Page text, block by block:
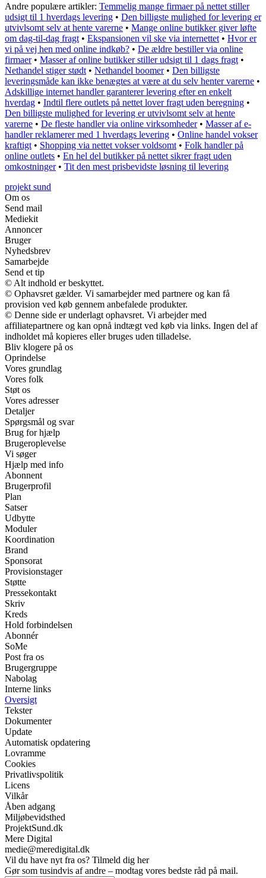
Andre populære artikler: Temmelig mange firmaer på nettet stiller
udsigt til 1 hverdags levering • Den billigste mulighed for levering er
utvivlsomt selv at hente varerne • Mange online butikker giver løfte
om dag-til-dag fragt • Ekspansionen vil ske via internettet • Hvor er
vi på vej hen med online indkøb? • De ældre bestiller via online
firmaer• Masser af online butikker stiller udsigt til 1 dags fragt •
Nethandel stiger stødt • Nethandel boomer• Den billigste
leveringsmåde kan ikke benægtes at være at du selv henter varerne •
Adskillige internet handler garanterer levering efter en enkelt
hverdag • Indtil flere outlets på nettet lover fragt uden beregning •
Den billigste mulighed for levering er utvivlsomt selv at hente
varerne • De fleste handler via online virksomheder• Masser af e-
handler reklamerer med 1 hverdags levering • Online handel vokser
kraftigt • Shopping via nettet vokser voldsomt • Folk handler på
online outlets • En hel del butikker på nettet sikrer fragt uden
omkostninger• Tit den mest prisbevidste løsning til levering
projekt sund
Om os
Send mail
Mediekit
Annoncer
Bruger
Nyhedsbrev
Samarbejde
Send et tip
© Alt indhold er beskyttet.
© Ophavsret gælder. Vi samarbejder med partnere og kan få
provision ved køb gennem anbefalede produkter.
© Denne side er underlagt ophavsret. Vi arbejder med
affiliatepartnere og kan opnå indtægt ved køb via links. Ingen del af
indholdet må kopieres eller bruges uden tilladelse.
Bliv klogere på os
Oprindelse
Vores grundlag
Vores folk
Støt os
Vores adresser
Detaljer
Spørgsmål og svar
Brug for hjælp
Brugeroplevelse
Vi søger
Hjælp med info
Abonnent
Brugerprofil
Plan
Satser
Udbytte
Moduler
Koordination
Brand
Sponsorat
Provisionstager
Støtte
Pressekontakt
Skriv
Kreds
Hold forbindelsen
Abonnér
SoMe
Post fra os
Brugergruppe
Nabolag
Interne links
Oversigt
Tekster
Dokumenter
Update
Automatisk opdatering
Lovramme
Cookies
Privatlivspolitik
Licens
Vilkår
Åben adgang
Miljøbevidsthed
ProjektSund.dk
Mere Digital
medie@meredigital.dk
Vil du have nyt fra os? Tilmeld dig her
Gør som tusindvis af andre – modtag vores bedste råd på mail.